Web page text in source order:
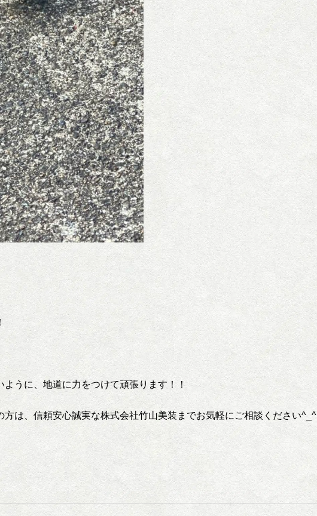
うに、地道に力をつけて頑張ります！！
は、信頼安心誠実な株式会社竹山美装までお気軽にご相談ください^_^